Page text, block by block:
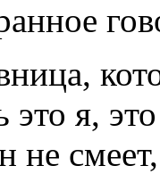
это я,
не